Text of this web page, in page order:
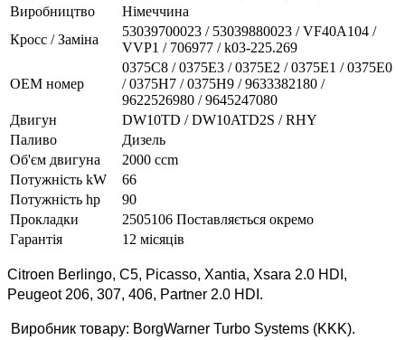
Виробництво
Німеччина
Кросс / Заміна
53039700023 / 53039880023 / VF40A104 /
VVP1 / 706977 / k03-225.269
ОЕМ номер
0375C8 / 0375E3 / 0375E2 / 0375E1 / 0375E0
/ 0375H7 / 0375H9 / 9633382180 /
9622526980 / 9645247080
Двигун
DW10TD / DW10ATD2S / RHY
Паливо
Дизель
Об'єм двигуна
2000 ccm
Потужність kW
66
Потужність hp
90
Прокладки
2505106 Поставляється окремо
Гарантія
12 місяців
Citroen Berlingo, C5, Picasso, Xantia, Xsara 2.0 HDI,
Peugeot 206, 307, 406, Partner 2.0 HDI.
Виробник товару: BorgWarner Turbo Systems (KKK).